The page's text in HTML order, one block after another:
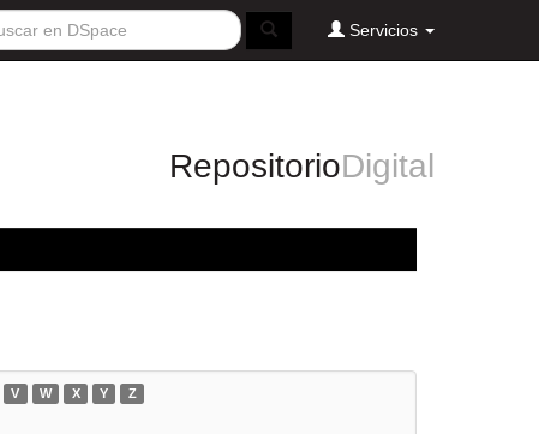
Servicios
RepositorioDigital
V W X Y Z